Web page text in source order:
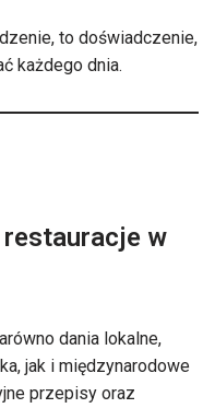
to doświadczenie,
każdego dnia.
w
dania lokalne,
jak i międzynarodowe
przepisy oraz